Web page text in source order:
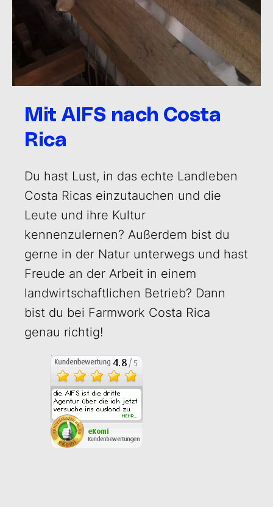
Mit AIFS nach Costa
Rica
Du hast Lust, in das echte Landleben
Costa Ricas einzutauchen und die
Leute und ihre Kultur
kennenzulernen? Außerdem bist du
gerne in der Natur unterwegs und hast
Freude an der Arbeit in einem
landwirtschaftlichen Betrieb? Dann
bist du bei Farmwork Costa Rica
genau richtig!